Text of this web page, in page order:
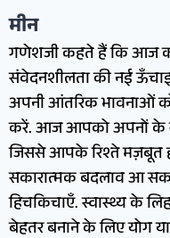
मीन
गणेशजी कहते हैं कि आज
संवेदनशीलता की नई
अपनी आंतरिक भावनाओं
करें. आज आपको अपनों के
जिससे आपके रिश्ते मज़बूत
सकारात्मक बदलाव आ
हिचकिचाएँ. स्वास्थ्य के
बेहतर बनाने के लिए योग